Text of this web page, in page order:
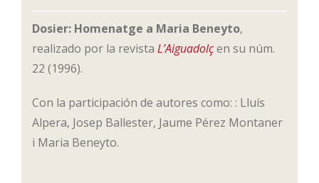
Dosier: Homenatge a Maria Beneyto,
realizado por la revista L’Aiguadolçen su núm.
22 (1996).
Con la participación de autores como: : Lluís
Alpera, Josep Ballester, Jaume Pérez Montaner
i Maria Beneyto.